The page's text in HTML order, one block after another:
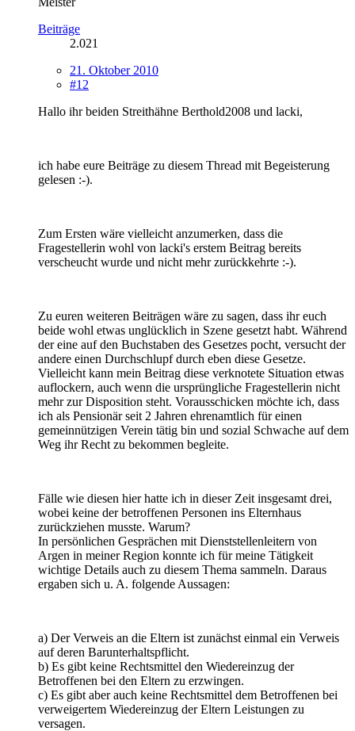
Beiträge
2.021
21. Oktober 2010
#12
Hallo ihr beiden Streithähne Berthold2008 und lacki,
ich habe eure Beiträge zu diesem Thread mit Begeisterung
gelesen :-).
Zum Ersten wäre vielleicht anzumerken, dass die
Fragestellerin wohl von lacki's erstem Beitrag bereits
verscheucht wurde und nicht mehr zurückkehrte :-).
Zu euren weiteren Beiträgen wäre zu sagen, dass ihr euch
beide wohl etwas unglücklich in Szene gesetzt habt. Während
der eine auf den Buchstaben des Gesetzes pocht, versucht der
andere einen Durchschlupf durch eben diese Gesetze.
Vielleicht kann mein Beitrag diese verknotete Situation etwas
auflockern, auch wenn die ursprüngliche Fragestellerin nicht
mehr zur Disposition steht. Vorausschicken möchte ich, dass
ich als Pensionär seit 2 Jahren ehrenamtlich für einen
gemeinnützigen Verein tätig bin und sozial Schwache auf dem
Weg ihr Recht zu bekommen begleite.
Fälle wie diesen hier hatte ich in dieser Zeit insgesamt drei,
wobei keine der betroffenen Personen ins Elternhaus
zurückziehen musste. Warum?
In persönlichen Gesprächen mit Dienststellenleitern von
Argen in meiner Region konnte ich für meine Tätigkeit
wichtige Details auch zu diesem Thema sammeln. Daraus
ergaben sich u. A. folgende Aussagen:
a) Der Verweis an die Eltern ist zunächst einmal ein Verweis
auf deren Barunterhaltspflicht.
b) Es gibt keine Rechtsmittel den Wiedereinzug der
Betroffenen bei den Eltern zu erzwingen.
c) Es gibt aber auch keine Rechtsmittel dem Betroffenen bei
verweigertem Wiedereinzug der Eltern Leistungen zu
versagen.